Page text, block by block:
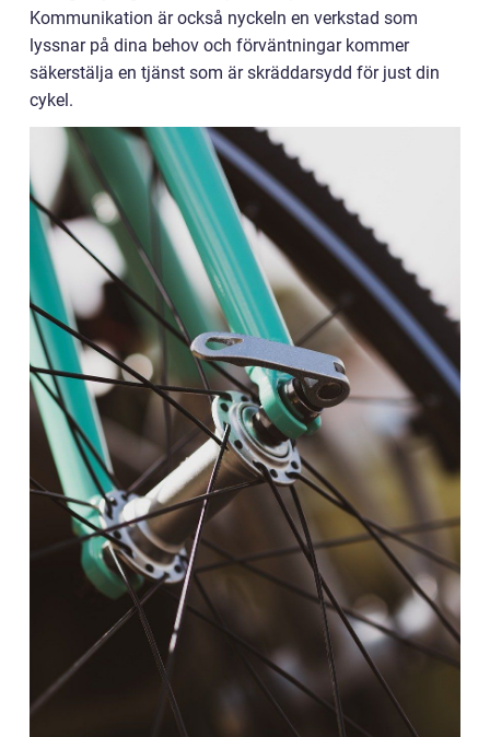
Kommunikation är också nyckeln en verkstad som
lyssnar på dina behov och förväntningar kommer
säkerstälja en tjänst som är skräddarsydd för just din
cykel.